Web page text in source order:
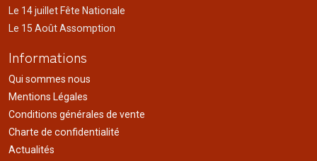
Le 14 juillet Fête Nationale
Le 15 Août Assomption
Informations
Qui sommes nous
Mentions Légales
Conditions générales de vente
Charte de confidentialité
Actualités